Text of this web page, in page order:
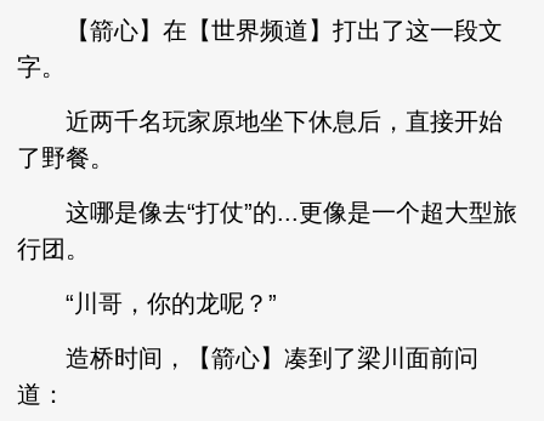
【箭心】在【世界频道】打出了这一段文
字。
近两千名玩家原地坐下休息后，直接开始
了野餐。
这哪是像去“打仗”的...更像是一个超大型旅
行团。
“川哥，你的龙呢？”
造桥时间，【箭心】凑到了梁川面前问
道：